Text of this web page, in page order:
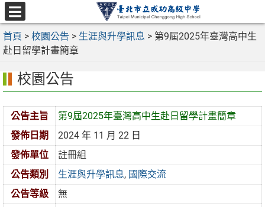
跳
至
主
要
區
選
單
首頁 > 校園公告 > 生涯與升學訊息 > 第9屆2025年臺灣高中生
赴日留學計畫簡章
校園公告
公告主旨
第9屆2025年臺灣高中生赴日留學計畫簡章
發佈日期
2024 年 11 月 22 日
發佈單位
註冊組
公告類別
生涯與升學訊息, 國際交流
公告等級
無